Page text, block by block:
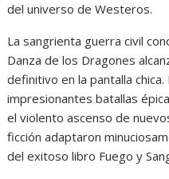
del universo de Westeros.
La sangrienta guerra civil
Danza de los Dragones
definitivo en la pantalla
impresionantes batallas
el violento ascenso de
ficción adaptaron
del exitoso libro Fuego y